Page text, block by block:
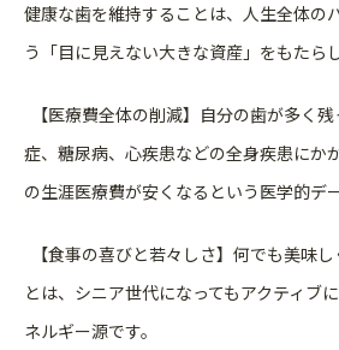
健康な歯を維持することは、人生全体の
う 「目に見えない大きな資産」をもたら
【医療費全体の削減】自分の歯が多く
症、糖尿病、心疾患などの全身疾患にか
の生涯医療費が安くなるという医学的デ
【食事の喜びと若々しさ】何でも美味
とは、シニア世代になってもアクティブ
ネルギー源です。